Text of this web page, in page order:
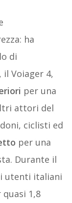
ha
di
Voiager 4,
per una
attori del
ciclisti ed
per una
Durante il
utenti italiani
1,8